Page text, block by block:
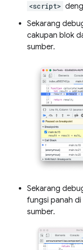
<script>
Sekarang
cakupan blok
sumber.
Sekarang
fungsi panah di
sumber.